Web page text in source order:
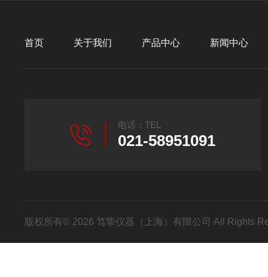
首页 关于我们 产品中心 新闻中心
电话：TEL
021-58951091
版权所有© 2026 笃挚仪器（上海）有限公司 All Rights